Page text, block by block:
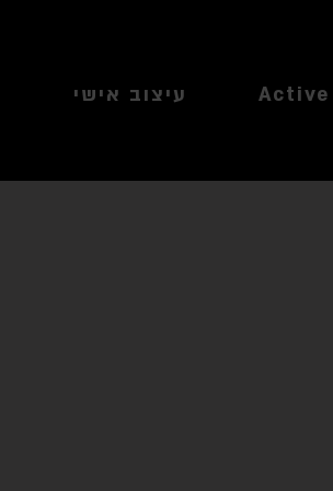
Active עיצוב אישי